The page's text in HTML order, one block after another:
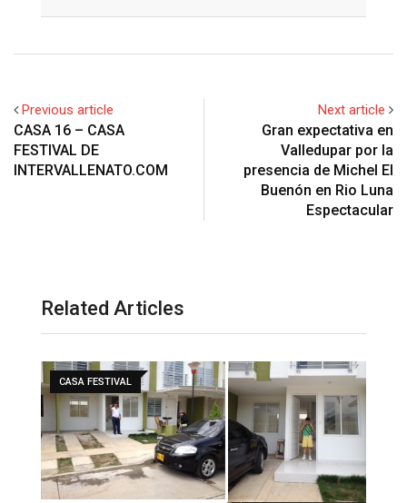
Previous article
CASA 16 – CASA
FESTIVAL DE
INTERVALLENATO.COM
Next article
Gran expectativa en
Valledupar por la
presencia de Michel El
Buenón en Rio Luna
Espectacular
Related Articles
CASA FESTIVAL